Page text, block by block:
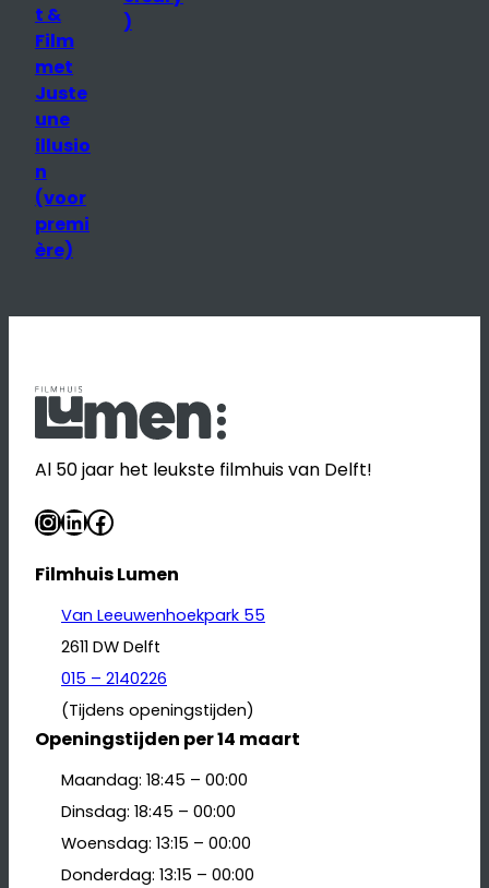
t &
Film
met
Juste
une
illusio
n
(voor
premi
ère)
)
Al 50 jaar het leukste filmhuis van Delft!
InstagramLinkedIn Facebook
Filmhuis Lumen
Van Leeuwenhoekpark 55
2611 DW Delft
015 – 2140226
(Tijdens openingstijden)
Openingstijden per 14 maart
Maandag: 18:45 – 00:00
Dinsdag: 18:45 – 00:00
Woensdag: 13:15 – 00:00
Donderdag: 13:15 – 00:00